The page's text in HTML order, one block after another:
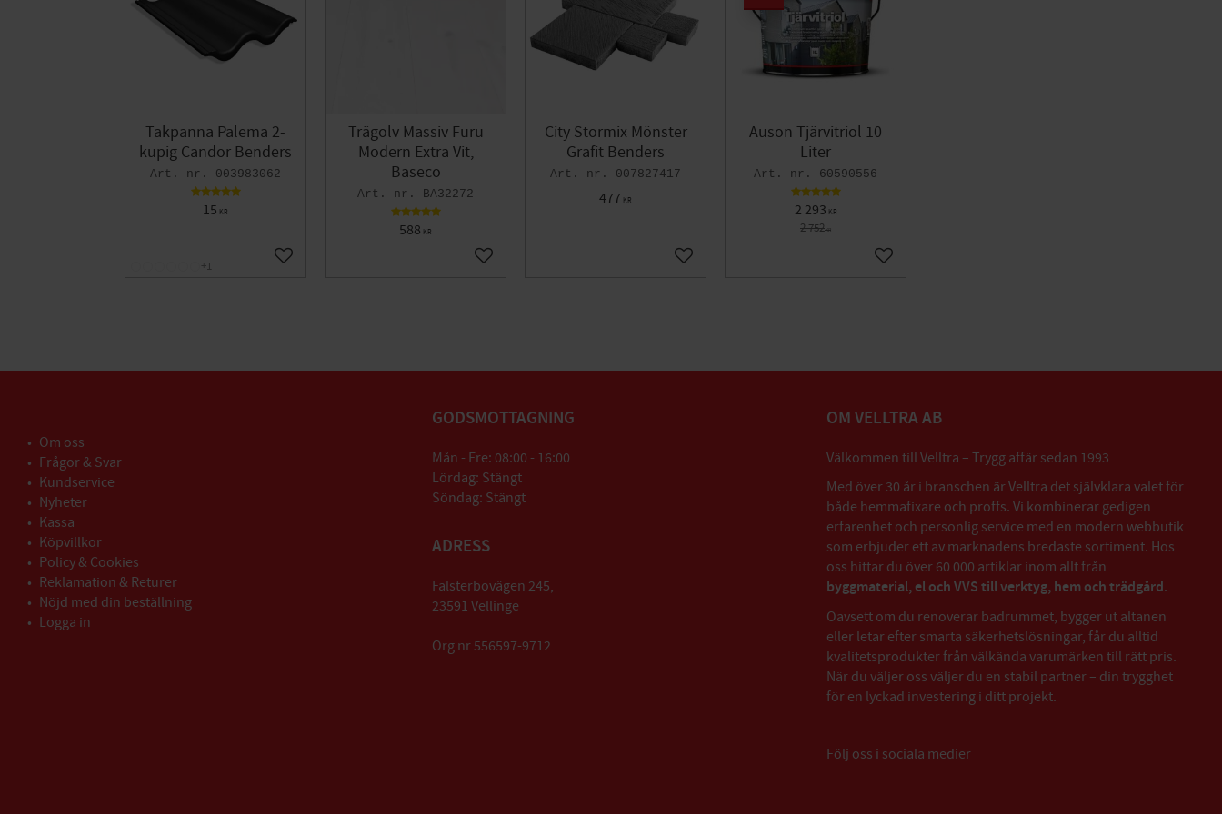
Takpanna Palema 2-
kupig Candor Benders
003983062
15 KR
Lägg till i favoriter
+1
Trägolv Massiv Furu
Modern Extra Vit,
Baseco
BA32272
588 KR
Lägg till i favoriter
City Stormix Mönster
Grafit Benders
007827417
477 KR
Lägg till i favoriter
Auson Tjärvitriol 10
Liter
60590556
2 293 KR
2 752KR
Lägg till i favoriter
Om oss
Frågor & Svar
Kundservice
Nyheter
Kassa
Köpvillkor
Policy & Cookies
Reklamation & Returer
Nöjd med din beställning
Logga in
GODSMOTTAGNING
Mån - Fre: 08:00 - 16:00
Lördag: Stängt
Söndag: Stängt
ADRESS
Falsterbovägen 245,
23591 Vellinge
Org nr 556597-9712
OM VELLTRA AB
Välkommen till Velltra – Trygg affär sedan 1993
Med över 30 år i branschen är Velltra det självklara valet för
både hemmafixare och proffs. Vi kombinerar gedigen
erfarenhet och personlig service med en modern webbutik
som erbjuder ett av marknadens bredaste sortiment. Hos
oss hittar du över 60 000 artiklar inom allt från
byggmaterial, el och VVS till verktyg, hem och trädgård.
Oavsett om du renoverar badrummet, bygger ut altanen
eller letar efter smarta säkerhetslösningar, får du alltid
kvalitetsprodukter från välkända varumärken till rätt pris.
När du väljer oss väljer du en stabil partner – din trygghet
för en lyckad investering i ditt projekt.
Följ oss i sociala medier